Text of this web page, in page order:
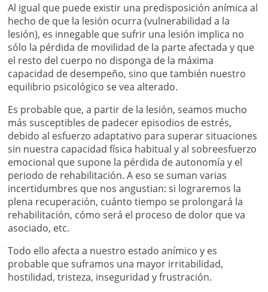
Al igual que puede existir una predisposición anímica al
hecho de que la lesión ocurra (vulnerabilidad a la
lesión), es innegable que sufrir una lesión implica no
sólo la pérdida de movilidad de la parte afectada y que
el resto del cuerpo no disponga de la máxima
capacidad de desempeño, sino que también nuestro
equilibrio psicológico se vea alterado.
Es probable que, a partir de la lesión, seamos mucho
más susceptibles de padecer episodios de estrés,
debido al esfuerzo adaptativo para superar situaciones
sin nuestra capacidad física habitual y al sobreesfuerzo
emocional que supone la pérdida de autonomía y el
periodo de rehabilitación. A eso se suman varias
incertidumbres que nos angustian: si lograremos la
plena recuperación, cuánto tiempo se prolongará la
rehabilitación, cómo será el proceso de dolor que va
asociado, etc.
Todo ello afecta a nuestro estado anímico y es
probable que suframos una mayor irritabilidad,
hostilidad, tristeza, inseguridad y frustración.